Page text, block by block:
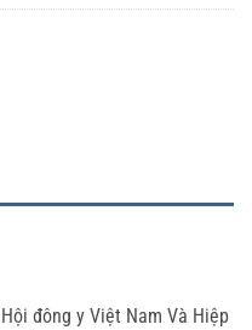
đông y Việt Nam Và Hiệp